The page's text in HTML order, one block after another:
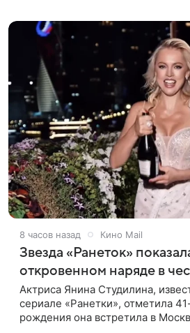
8 часов назад Кино Mail
Звезда «Ранеток»
откровенном наряде в
Актриса Янина Студилина,
сериале «Ранетки», отметила
рождения она встретила в